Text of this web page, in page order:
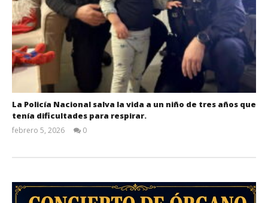
La Policía Nacional salva la vida a un niño de tres años que
tenía dificultades para respirar.
febrero 5, 2026
0